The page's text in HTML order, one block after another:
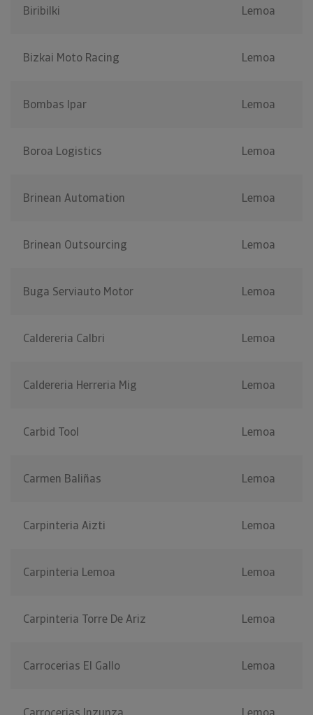
Biribilki Lemoa
Bizkai Moto Racing Lemoa
Bombas Ipar Lemoa
Boroa Logistics Lemoa
Brinean Automation Lemoa
Brinean Outsourcing Lemoa
Buga Serviauto Motor Lemoa
Caldereria Calbri Lemoa
Caldereria Herreria Mig Lemoa
Carbid Tool Lemoa
Carmen Baliñas Lemoa
Carpinteria Aizti Lemoa
Carpinteria Lemoa Lemoa
Carpinteria Torre De Ariz Lemoa
Carrocerias El Gallo Lemoa